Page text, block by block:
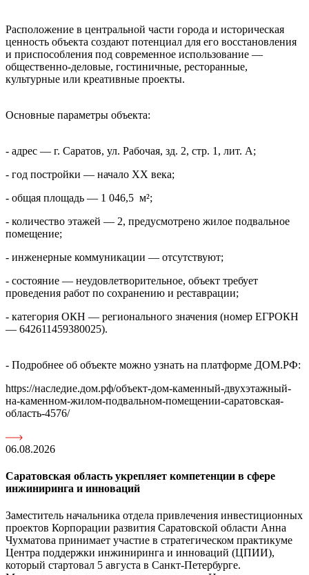
Расположение в центральной части города и историческая
ценность объекта создают потенциал для его восстановления
и приспособления под современное использование —
общественно-деловые, гостиничные, ресторанные,
культурные или креативные проекты.
Основные параметры объекта:
- адрес — г. Саратов, ул. Рабочая, зд. 2, стр. 1, лит. А;
- год постройки — начало XX века;
- общая площадь — 1 046,5 м²;
- количество этажей — 2, предусмотрено жилое подвальное
помещение;
- инженерные коммуникации — отсутствуют;
- состояние — неудовлетворительное, объект требует
проведения работ по сохранению и реставрации;
- категория ОКН — регионального значения (номер ЕГРОКН
— 642611459380025).
- Подробнее об объекте можно узнать на платформе ДОМ.РФ:
https://наследие.дом.рф/объект-дом-каменный-двухэтажный-
на-каменном-жилом-подвальном-помещении-саратовская-
область-4576/
06.08.2026
Саратовская область укрепляет компетенции в сфере
инжиниринга и инноваций
Заместитель начальника отдела привлечения инвестиционных
проектов Корпорации развития Саратовской области Анна
Чухматова принимает участие в стратегическом практикуме
Центра поддержки инжиниринга и инноваций (ЦПИИ),
который стартовал 5 августа в Санкт-Петербурге.